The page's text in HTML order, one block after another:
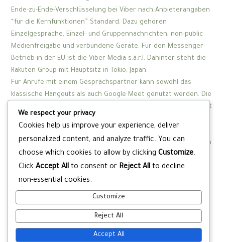
Ende-zu-Ende-Verschlüsselung bei Viber nach Anbieterangaben
“für die Kernfunktionen” Standard. Dazu gehören
Einzelgespräche, Einzel- und Gruppennachrichten, non-public
Medienfreigabe und verbundene Geräte. Für den Messenger-
Betrieb in der EU ist die Viber Media s.à.r.l. Dahinter steht die
Rakuten Group mit Hauptsitz in Tokio, Japan.
Für Anrufe mit einem Gesprächspartner kann sowohl das
klassische Hangouts als auch Google Meet genutzt werden. Die
Nutzung des Video-Dienstes setzt ein Google-Konto voraus. Mit
Sprachnachrichten versenden als auch Gruppen-Video-Chats
mit bis zu 50 Teilnehmern führen. In der Layout-Ansicht werden
bis zu sechs Teilnehmer parallel angezeigt. Spezialeffekte wie
verschiedene Hintergründe, Filter und Beleuchtungen sorgen
für mehr Spaß und Abwechslung. An der Videokonferenz sollen
auch Nutzer teilnehmen können, die über keinen Facebook-
Account verfügen.
We respect your privacy
Cookies help us improve your experience, deliver
personalized content, and analyze traffic. You can
choose which cookies to allow by clicking Customize.
Click Accept All to consent or Reject All to decline
non-essential cookies.
Customize
Reject All
Accept All